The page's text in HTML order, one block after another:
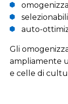
auto-
Gli
ampliamente
e celle di